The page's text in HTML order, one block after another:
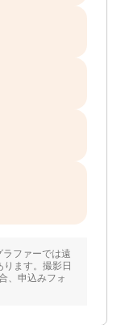
ファーでは遠
ます。撮影日
、申込みフォ